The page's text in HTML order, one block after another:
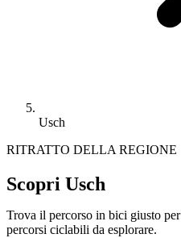
Usch
RITRATTO DELLA REGIONE
Scopri Usch
Trova il percorso in bici giusto
percorsi ciclabili da esplorare.